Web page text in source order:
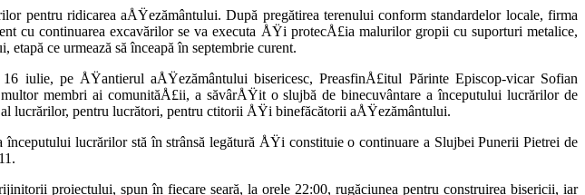
ridicarea aÅŸeză­mântului. După pregătirea terenului conform standardelor locale, firma
cu continuarea excavărilor se va executa ÅŸi pro­tecÅ£ia malurilor gropii cu suporturi metalice,
ce urmează să încea­pă în septembrie curent.
iulie, pe ÅŸantierul aÅŸezământului bisericesc, PreasfinÅ£itul Părinte Episcop-vicar Sofian
membri ai comu­nităÅ£ii, a săvârÅŸit o slujbă de binecuvântare a începutului lucrărilor de
lucrărilor, pentru lu­crători, pentru ctitorii ÅŸi bi­nefăcătorii aÅŸezământului.
lucră­rilor stă în strânsă legătură ÅŸi constituie o continuare a Slujbei Punerii Pietrei de
proiectului, spun în fiecare seară, la orele 22:00, rugăciunea pentru construirea bisericii, iar